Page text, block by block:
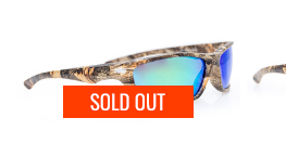
SOLD OUT